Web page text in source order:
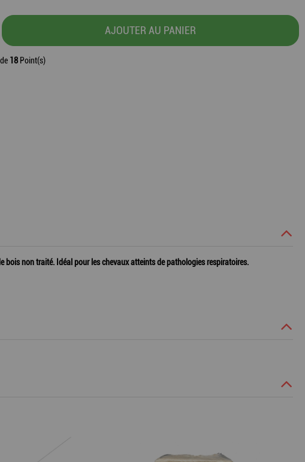
AJOUTER AU PANIER
18 Point(s)
bois non traité. Idéal pour les chevaux atteints de pathologies respiratoires.